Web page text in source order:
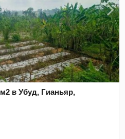
в Убуд, Гианьяр,